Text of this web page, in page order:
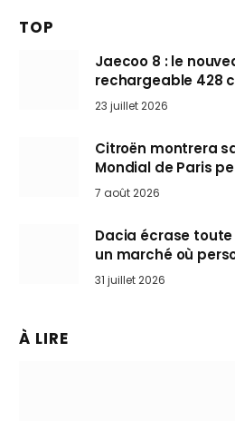
TOP
Jaecoo 8 : le
rechargeable 428
arrive en Europe
23 juillet 2026
Citroën montrera
Mondial de Paris
Mini désertent le
7 août 2026
Dacia écrase
un marché où
31 juillet 2026
À LIRE